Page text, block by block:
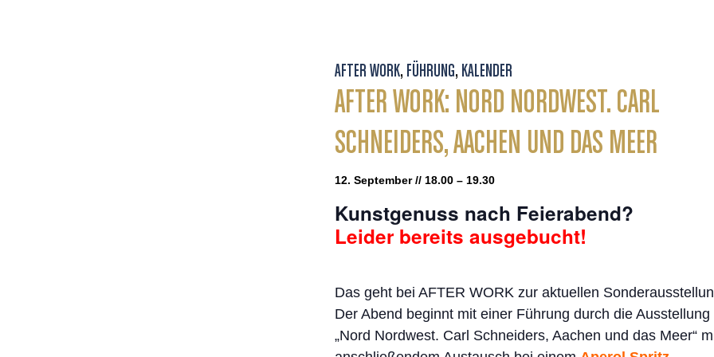
AFTER WORK, FÜHRUNG, KALENDER
AFTER WORK: NORD NORDWEST. CARL
SCHNEIDERS, AACHEN UND DAS MEER
12. September // 18.00 – 19.30
Kunstgenuss nach Feierabend?
Leider bereits ausgebucht!
Das geht bei AFTER WORK zur aktuellen
Der Abend beginnt mit einer Führung durch die Ausstellung
„Nord Nordwest. Carl Schneiders, Aachen und das Meer“